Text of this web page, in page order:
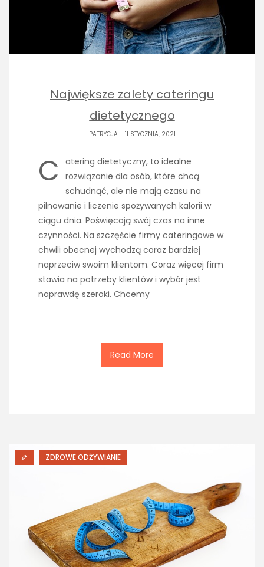
Największe zalety cateringu
dietetycznego
PATRYCJA- 11 STYCZNIA, 2021
C
atering dietetyczny, to idealne
rozwiązanie dla osób, które chcą
schudnąć, ale nie mają czasu na
pilnowanie i liczenie spożywanych kalorii w
ciągu dnia. Poświęcają swój czas na inne
czynności. Na szczęście firmy cateringowe w
chwili obecnej wychodzą coraz bardziej
naprzeciw swoim klientom. Coraz więcej firm
stawia na potrzeby klientów i wybór jest
naprawdę szeroki. Chcemy
Read More
ZDROWE ODŻYWIANIE